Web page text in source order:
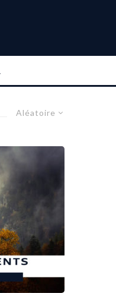
Aléatoire